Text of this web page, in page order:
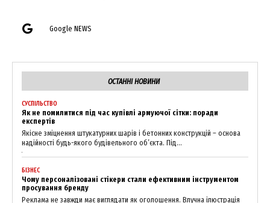
Google NEWS
ОСТАННІ НОВИНИ
СУСПІЛЬСТВО
Як не помилитися під час купівлі армуючої сітки: поради
експертів
Якісне зміцнення штукатурних шарів і бетонних конструкцій – основа
надійності будь-якого будівельного об’єкта. Під...
БІЗНЕС
Чому персоналізовані стікери стали ефективним інструментом
просування бренду
Реклама не завжди має виглядати як оголошення. Влучна ілюстрація